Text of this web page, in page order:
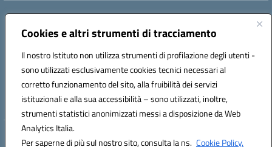
Cookies e altri strumenti di tracciamento
Il nostro Istituto non utilizza strumenti di profilazione degli utenti -
sono utilizzati esclusivamente cookies tecnici necessari al
corretto funzionamento del sito, alla fruibilità dei servizi
istituzionali e alla sua accessibilità – sono utilizzati, inoltre,
strumenti statistici anonimizzati messi a disposizione da Web
Analytics Italia.
Per saperne di più sul nostro sito, consulta la ns. Cookie Policy.
Indirizzo:
Centralino:096721161 Email:czic869004@istruzione.it
Codice fiscale: 84000710792
Codice meccanografico:
CZIC869004
Codice unico di fatturazione (CUF): UFKGA0
Hosting & Powered by 3D Solution S.r.l.